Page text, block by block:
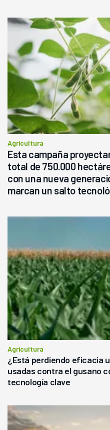
Agricultura
Esta campaña
total de 750.000
con una nueva
marcan un salto
Agricultura
¿Está perdiendo eficacia
usadas contra el gusano
tecnología clave